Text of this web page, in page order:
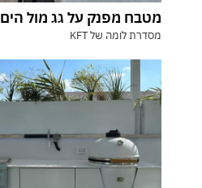
מטבח מפנק על גג מול הים
מסדרת לומה של KFT